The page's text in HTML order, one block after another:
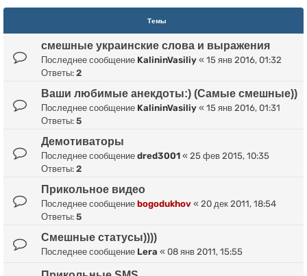
Темы
смешные украинские слова и выражения
Последнее сообщение KalininVasiliy « 15 янв 2016, 01:32
Ответы: 2
Ваши любимые анекдоты:) (Самые смешные))
Последнее сообщение KalininVasiliy « 15 янв 2016, 01:31
Ответы: 5
Демотиваторы
Последнее сообщение dred3001 « 25 фев 2015, 10:35
Ответы: 2
Прикольное видео
Последнее сообщение bogodukhov « 20 дек 2011, 18:54
Ответы: 5
Смешные статусы))))
Последнее сообщение Lera « 08 янв 2011, 15:55